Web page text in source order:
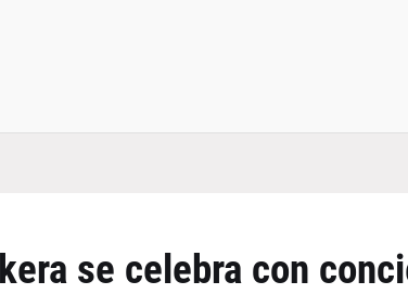
se celebra con